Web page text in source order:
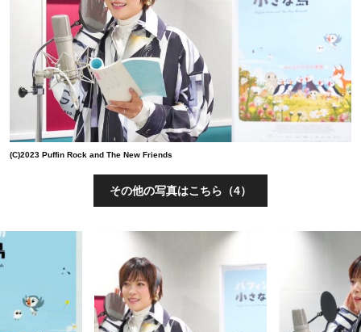
(C)2023 Puffin Rock and The New Friends
その他の写真はこちら（4）